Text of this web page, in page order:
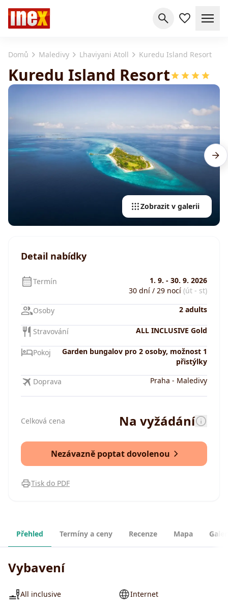
Domů Maledivy Lhaviyani Atoll Kuredu Island Resort
Kuredu Island Resort
Zobrazit v galerii
Detail nabídky
Termín 1. 9. - 30. 9. 2026
30 dní / 29 nocí (út - st)
Osoby 2 adults
Stravování ALL INCLUSIVE Gold
Pokoj
Garden bungalov pro 2 osoby, možnost 1
přistýlky
Doprava Praha - Maledivy
Celková cena Na vyžádání
Nezávazně poptat dovolenou
Tisk do PDF
Přehled Termíny a ceny Recenze Mapa
Vybavení
All inclusive Internet